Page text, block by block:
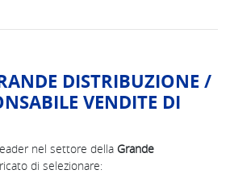
DISTRIBUZIONE /
VENDITE DI
nel settore della Grande
di selezionare: